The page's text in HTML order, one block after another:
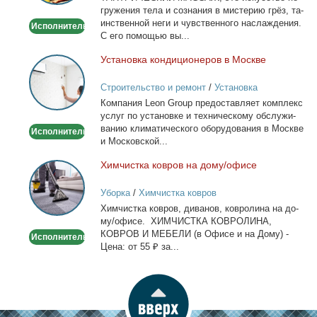
Исполнитель
гру­же­ния те­ла и со­зна­ния в ми­сте­рию грёз, та­
ин­ствен­ной неги и чув­ствен­но­го на­сла­жде­ния.
С его по­мо­щью вы...
Установка
кондиционеров
в
Москве
Исполнитель
Уста­нов­ка кон­ди­ци­о­не­ров в Москве
Строительство и ремонт/ Установка
кондиционеров
Ком­па­ния Leon Group предо­став­ля­ет ком­плекс
услуг по уста­нов­ке и тех­ни­че­ско­му об­слу­жи­
ва­нию кли­ма­ти­че­ско­го обо­ру­до­ва­ния в Москве
и Мос­ков­ской...
Химчистка
ковров
на
дому/
Исполнитель
Хим­чист­ка ков­ров на до­му/офи­се
Уборка/ Химчистка ковров
Хим­чист­ка ков­ров, ди­ва­нов, ков­ро­ли­на на до­
му/офи­се. ХИМЧИСТКА КОВРОЛИНА,
КОВРОВ И МЕБЕЛИ (в Офи­се и на До­му) -
Це­на: от 55 ₽ за...